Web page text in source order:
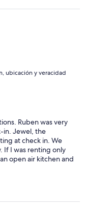
ubicación y veracidad
Ruben was very
in. Jewel, the
at check in. We
If I was renting only
open air kitchen and
had AC. The
and beach. The
and the trash empty.